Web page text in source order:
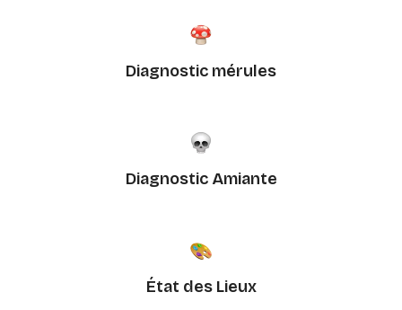
Diagnostic mérules
Diagnostic Amiante
État des Lieux